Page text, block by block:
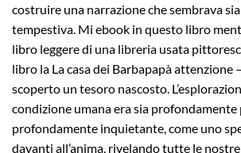
costruire una narrazione che sembrava
tempestiva. Mi ebook in questo libro
libro leggere di una libreria usata
libro la La casa dei Barbapapà attenzione
scoperto un tesoro nascosto.
condizione umana era sia
profondamente inquietante, come uno
davanti all’anima, rivelando tutte le